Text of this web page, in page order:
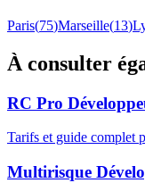
Paris(75)Marseille(13)
À consulter
RC Pro
Tarifs et guide complet
Multirisque